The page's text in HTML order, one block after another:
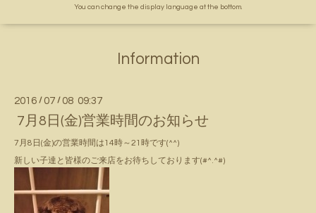
You can change the display language at the bottom.
Information
2016 / 07 / 08 09:37
7月8日(金)営業時間のお知らせ
7月8日(金)の営業時間は14時～21時です(^^)
新しい子達と皆様のご来店をお待ちしております(#^.^#)